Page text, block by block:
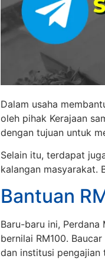
Dalam usaha
oleh pihak Kerajaan
dengan tujuan untuk
Selain itu, terdapat
kalangan masyarakat.
Bantuan
Baru-baru ini,
bernilai RM100.
dan institusi pengajian